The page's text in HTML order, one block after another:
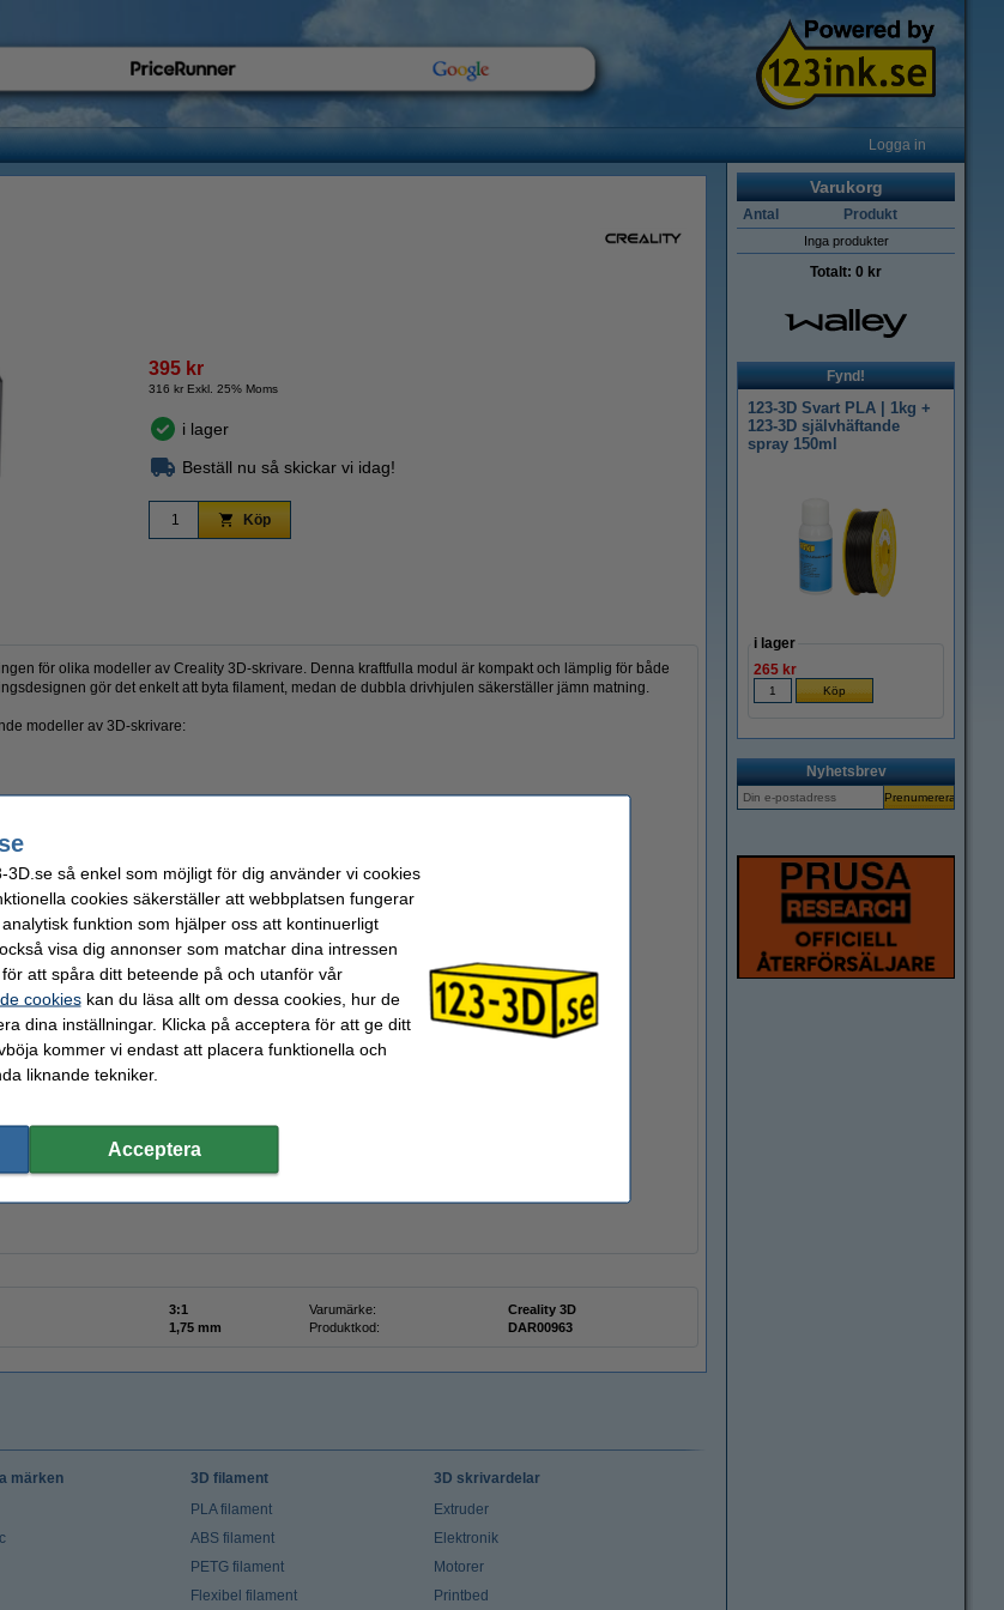
Logga in
395 kr
316 kr Exkl. 25% Moms
i lager
Beställ nu så skickar vi idag!
Köp
för olika modeller av Creality 3D-skrivare. Denna kraftfulla modul är kompakt och lämplig för både
gör det enkelt att byta filament, medan de dubbla drivhjulen säkerställer jämn matning.
modeller av 3D-skrivare:
3:1 Varumärke:
Creality 3D
1,75 mm Produktkod: DAR00963
Varukorg
Antal Produkt
Inga produkter
Totalt: 0 kr
Fynd!
123-3D Svart PLA | 1kg +
123-3D självhäftande
spray 150ml
i lager
265 kr
Nyhetsbrev
märken
3D filament
PLA filament
ABS filament
PETG filament
Flexibel filament
3D skrivardelar
Extruder
Elektronik
Motorer
Printbed
så enkel som möjligt för dig använder vi cookies
cookies säkerställer att webbplatsen fungerar
funktion som hjälper oss att kontinuerligt
visa dig annonser som matchar dina intressen
att spåra ditt beteende på och utanför vår
cookieskan du läsa allt om dessa cookies, hur de
dina inställningar. Klicka på acceptera för att ge ditt
kommer vi endast att placera funktionella och
liknande tekniker.
Acceptera